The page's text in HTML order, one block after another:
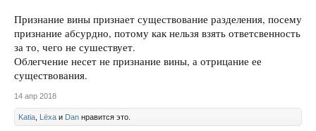
Признание вины признает существование разделения, посему
признание абсурдно, потому как нельзя взять ответсвенность
за то, чего не сушествует.
Облегчение несет не признание вины, а отрицание ее
существования.
14 апр 2018
Katia Lёxa и Dan нравится это.